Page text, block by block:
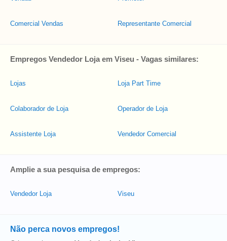
Comercial Vendas Representante Comercial
Empregos Vendedor Loja em Viseu - Vagas similares:
Lojas
Colaborador de Loja
Assistente Loja
Loja Part Time
Operador de Loja
Vendedor Comercial
Amplie a sua pesquisa de empregos:
Vendedor Loja Viseu
Não perca novos empregos!